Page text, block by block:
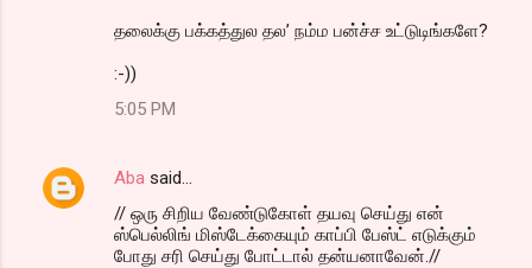
தலைக்கு பக்கத்துல தல’ நம்ம பன்ச்ச உட்டுடிங்களே?
:-))
5:05 PM
Aba said…
// ஒரு சிறிய வேண்டுகோள் தயவு செய்து என்
ஸ்பெல்லிங் மிஸ்டேக்கையும் காப்பி பேஸ்ட் எடுக்கும்
போது சரி செய்து போட்டால் தன்யனாவேன்.//